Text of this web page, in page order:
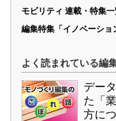
モビリティ 連載・特集
編集特集「イノベーショ
よく読まれている編
デー
た「
方に